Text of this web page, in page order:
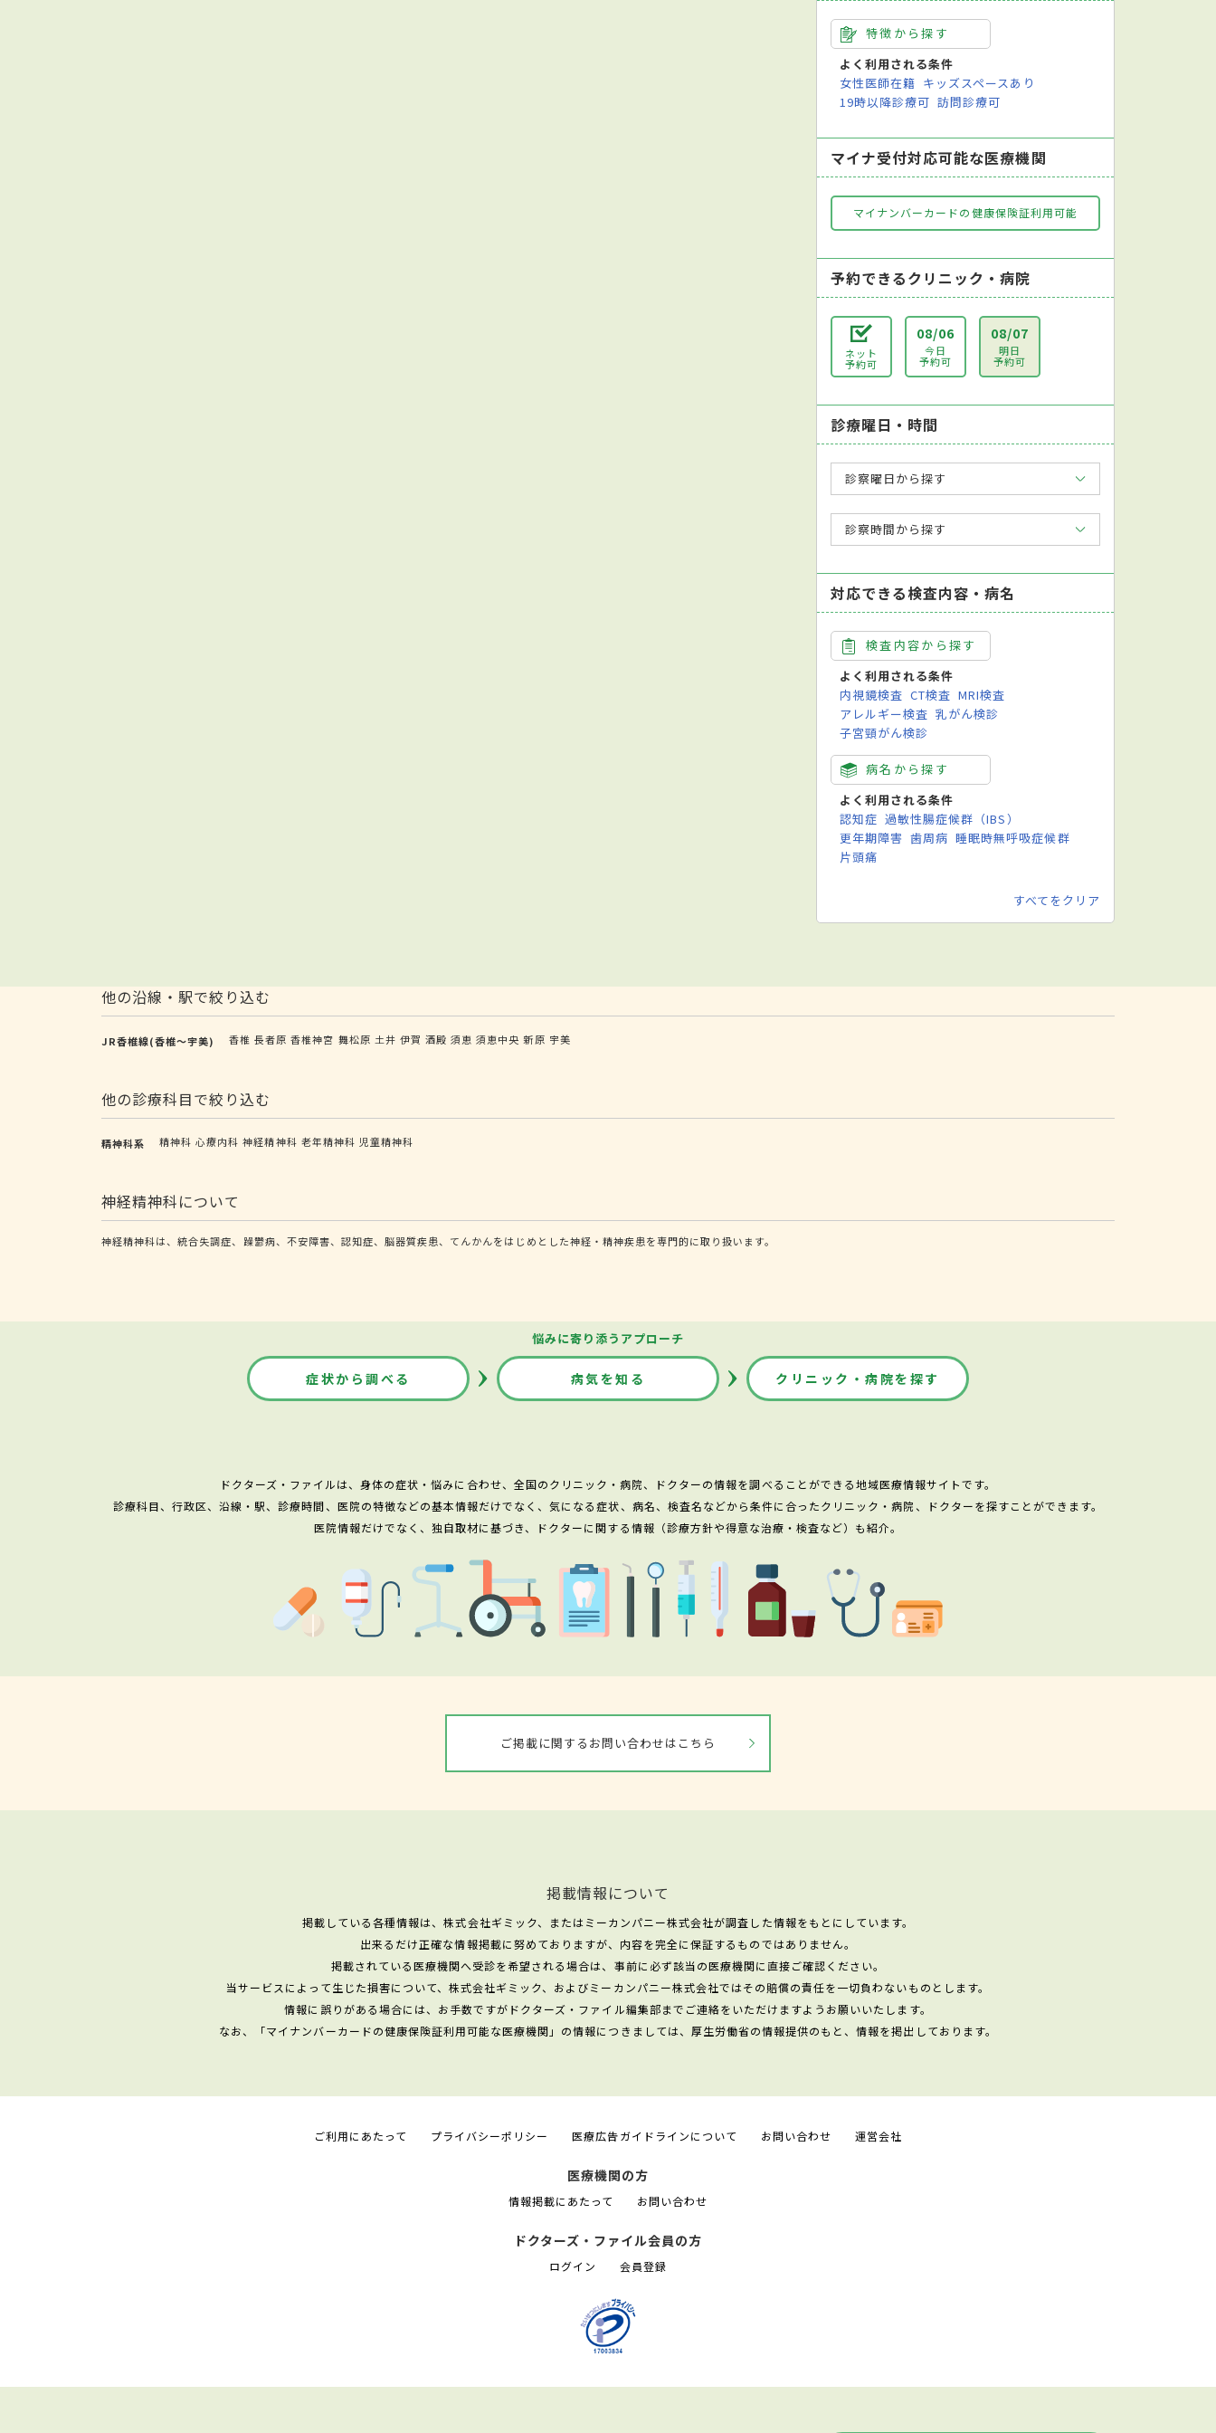
特徴から探す
よく利用される条件
女性医師在籍 キッズスペースあり
19時以降診療可 訪問診療可
マイナ受付対応可能な医療機関
マイナンバーカードの健康保険証利用可能
予約できるクリニック・病院
ネット
予約可
08/06
今日
予約可
08/07
明日
予約可
診療曜日・時間
診察曜日から探す
診察時間から探す
対応できる検査内容・病名
検査内容から探す
よく利用される条件
内視鏡検査 CT検査 MRI検査
アレルギー検査 乳がん検診
子宮頸がん検診
病名から探す
よく利用される条件
認知症 過敏性腸症候群（IBS）
更年期障害 歯周病 睡眠時無呼吸症候群
片頭痛
すべてをクリア
他の沿線・駅で絞り込む
JR香椎線(香椎～宇美) 香椎 長者原 香椎神宮 舞松原 土井 伊賀 酒殿 須恵 須恵中央 新原 宇美
他の診療科目で絞り込む
精神科系 精神科 心療内科 神経精神科 老年精神科 児童精神科
神経精神科について
神経精神科は、統合失調症、躁鬱病、不安障害、認知症、脳器質疾患、てんかんをはじめとした神経・精神疾患を専門的に取り扱います。
悩みに寄り添うアプローチ
症状から調べる 病気を知る クリニック・病院を探す
ドクターズ・ファイルは、身体の症状・悩みに合わせ、全国のクリニック・病院、ドクターの情報を調べることができる地域医療情報サイトです。
診療科目、行政区、沿線・駅、診療時間、医院の特徴などの基本情報だけでなく、気になる症状、病名、検査名などから条件に合ったクリニック・病院、ドクターを探すことができます。
医院情報だけでなく、独自取材に基づき、ドクターに関する情報（診療方針や得意な治療・検査など）も紹介。
ご掲載に関するお問い合わせはこちら
掲載情報について
掲載している各種情報は、株式会社ギミック、またはミーカンパニー株式会社が調査した情報をもとにしています。
出来るだけ正確な情報掲載に努めておりますが、内容を完全に保証するものではありません。
掲載されている医療機関へ受診を希望される場合は、事前に必ず該当の医療機関に直接ご確認ください。
当サービスによって生じた損害について、株式会社ギミック、およびミーカンパニー株式会社ではその賠償の責任を一切負わないものとします。
情報に誤りがある場合には、お手数ですがドクターズ・ファイル編集部までご連絡をいただけますようお願いいたします。
なお、「マイナンバーカードの健康保険証利用可能な医療機関」の情報につきましては、厚生労働省の情報提供のもと、情報を掲出しております。
ご利用にあたって プライバシーポリシー 医療広告ガイドラインについて お問い合わせ 運営会社
医療機関の方
情報掲載にあたって お問い合わせ
ドクターズ・ファイル会員の方
ログイン 会員登録